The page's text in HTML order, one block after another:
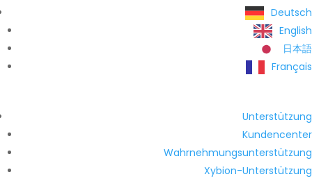
Deutsch
English
日本語
Français
Unterstützung
Kundencenter
Wahrnehmungsunterstützung
Xybion-Unterstützung